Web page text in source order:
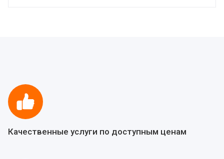
Качественные услуги по доступным ценам